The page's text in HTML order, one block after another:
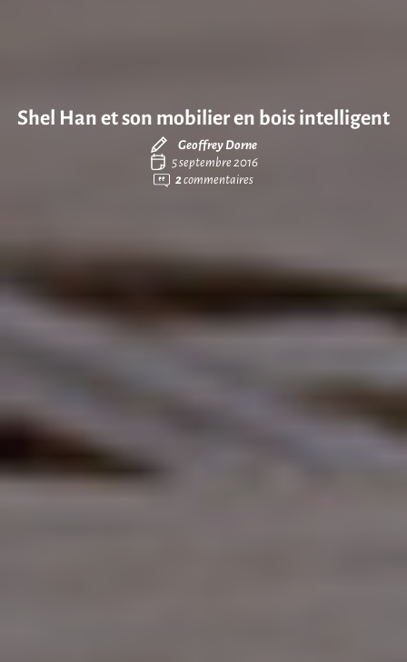
Shel Han et son mobilier en bois intelligent
Geoffrey Dorne
5 septembre 2016
2commentaires